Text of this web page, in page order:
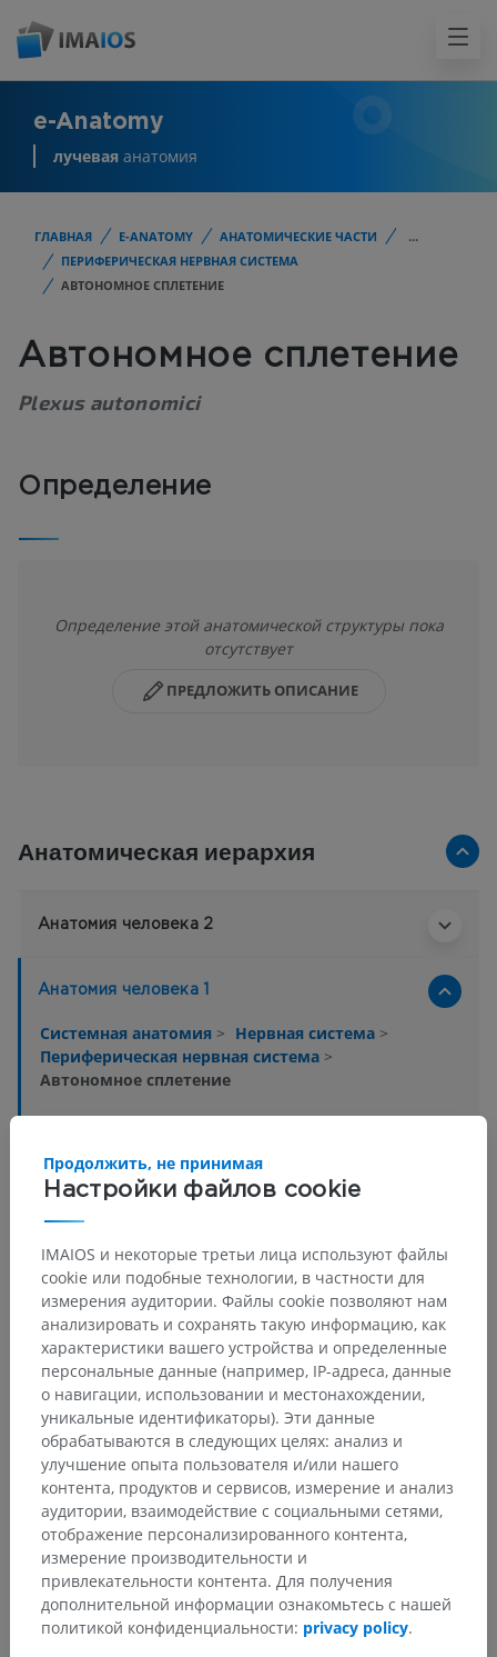
e-Anatomy
лучевая анатомия
ГЛАВНАЯ E-ANATOMY АНАТОМИЧЕСКИЕ ЧАСТИ
...
ПЕРИФЕРИЧЕСКАЯ НЕРВНАЯ СИСТЕМА
АВТОНОМНОЕ СПЛЕТЕНИЕ
Автономное сплетение
Plexus autonomici
Определение
Определение этой анатомической структуры пока
отсутствует
ПРЕДЛОЖИТЬ ОПИСАНИЕ
Анатомическая иерархия
Анатомия человека 2
Анатомия человека 1
Системная анатомия > Нервная система >
Периферическая нервная система >
Автономное сплетение
Сравнительная анатомия
животных
Переводы
Не стесняйтесь предложить поправку, свою версию
перевода или решение по улучшению контента.
Настройки файлов cookie
Продолжить, не принимая
IMAIOS и некоторые третьи лица используют файлы
cookie или подобные технологии, в частности для
измерения аудитории. Файлы cookie позволяют нам
анализировать и сохранять такую информацию, как
характеристики вашего устройства и определенные
персональные данные (например, IP-адреса, данные
о навигации, использовании и местонахождении,
уникальные идентификаторы). Эти данные
обрабатываются в следующих целях: анализ и
улучшение опыта пользователя и/или нашего
контента, продуктов и сервисов, измерение и анализ
аудитории, взаимодействие с социальными сетями,
отображение персонализированного контента,
измерение производительности и
привлекательности контента. Для получения
дополнительной информации ознакомьтесь с нашей
политикой конфиденциальности: privacy policy.